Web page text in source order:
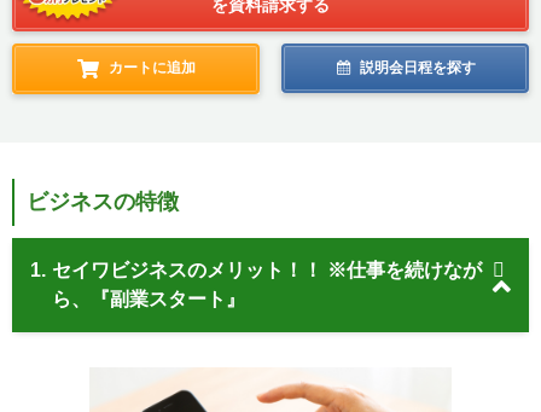
を資料請求する
カートに追加 説明会日程を探す
ビジネスの特徴
1. セイワビジネスのメリット！！ ※仕事を続けなが
ら、『副業スタート』